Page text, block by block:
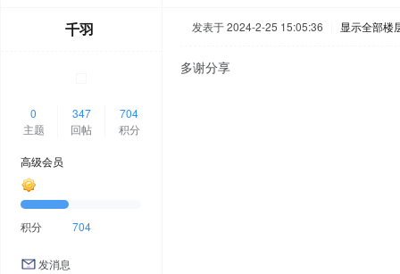
千羽
0
主题
347
回帖
704
积分
高级会员
积分 704
发消息
发表于 2024-2-25 15:05:36 显示全部楼
多谢分享